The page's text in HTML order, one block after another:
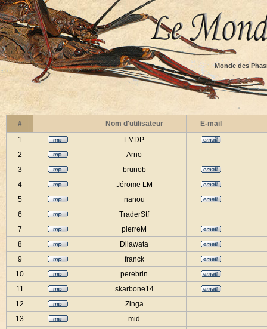
Monde des
# Nom d'utilisateur
E-mail
1
LMDP.
2
Arno
3
brunob
4
Jérome LM
5
nanou
6
TraderStf
7
pierreM
8
Dilawata
9
franck
10
perebrin
11
skarbone14
12
Zinga
13
mid